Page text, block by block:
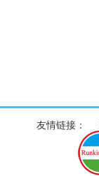
友情链接：